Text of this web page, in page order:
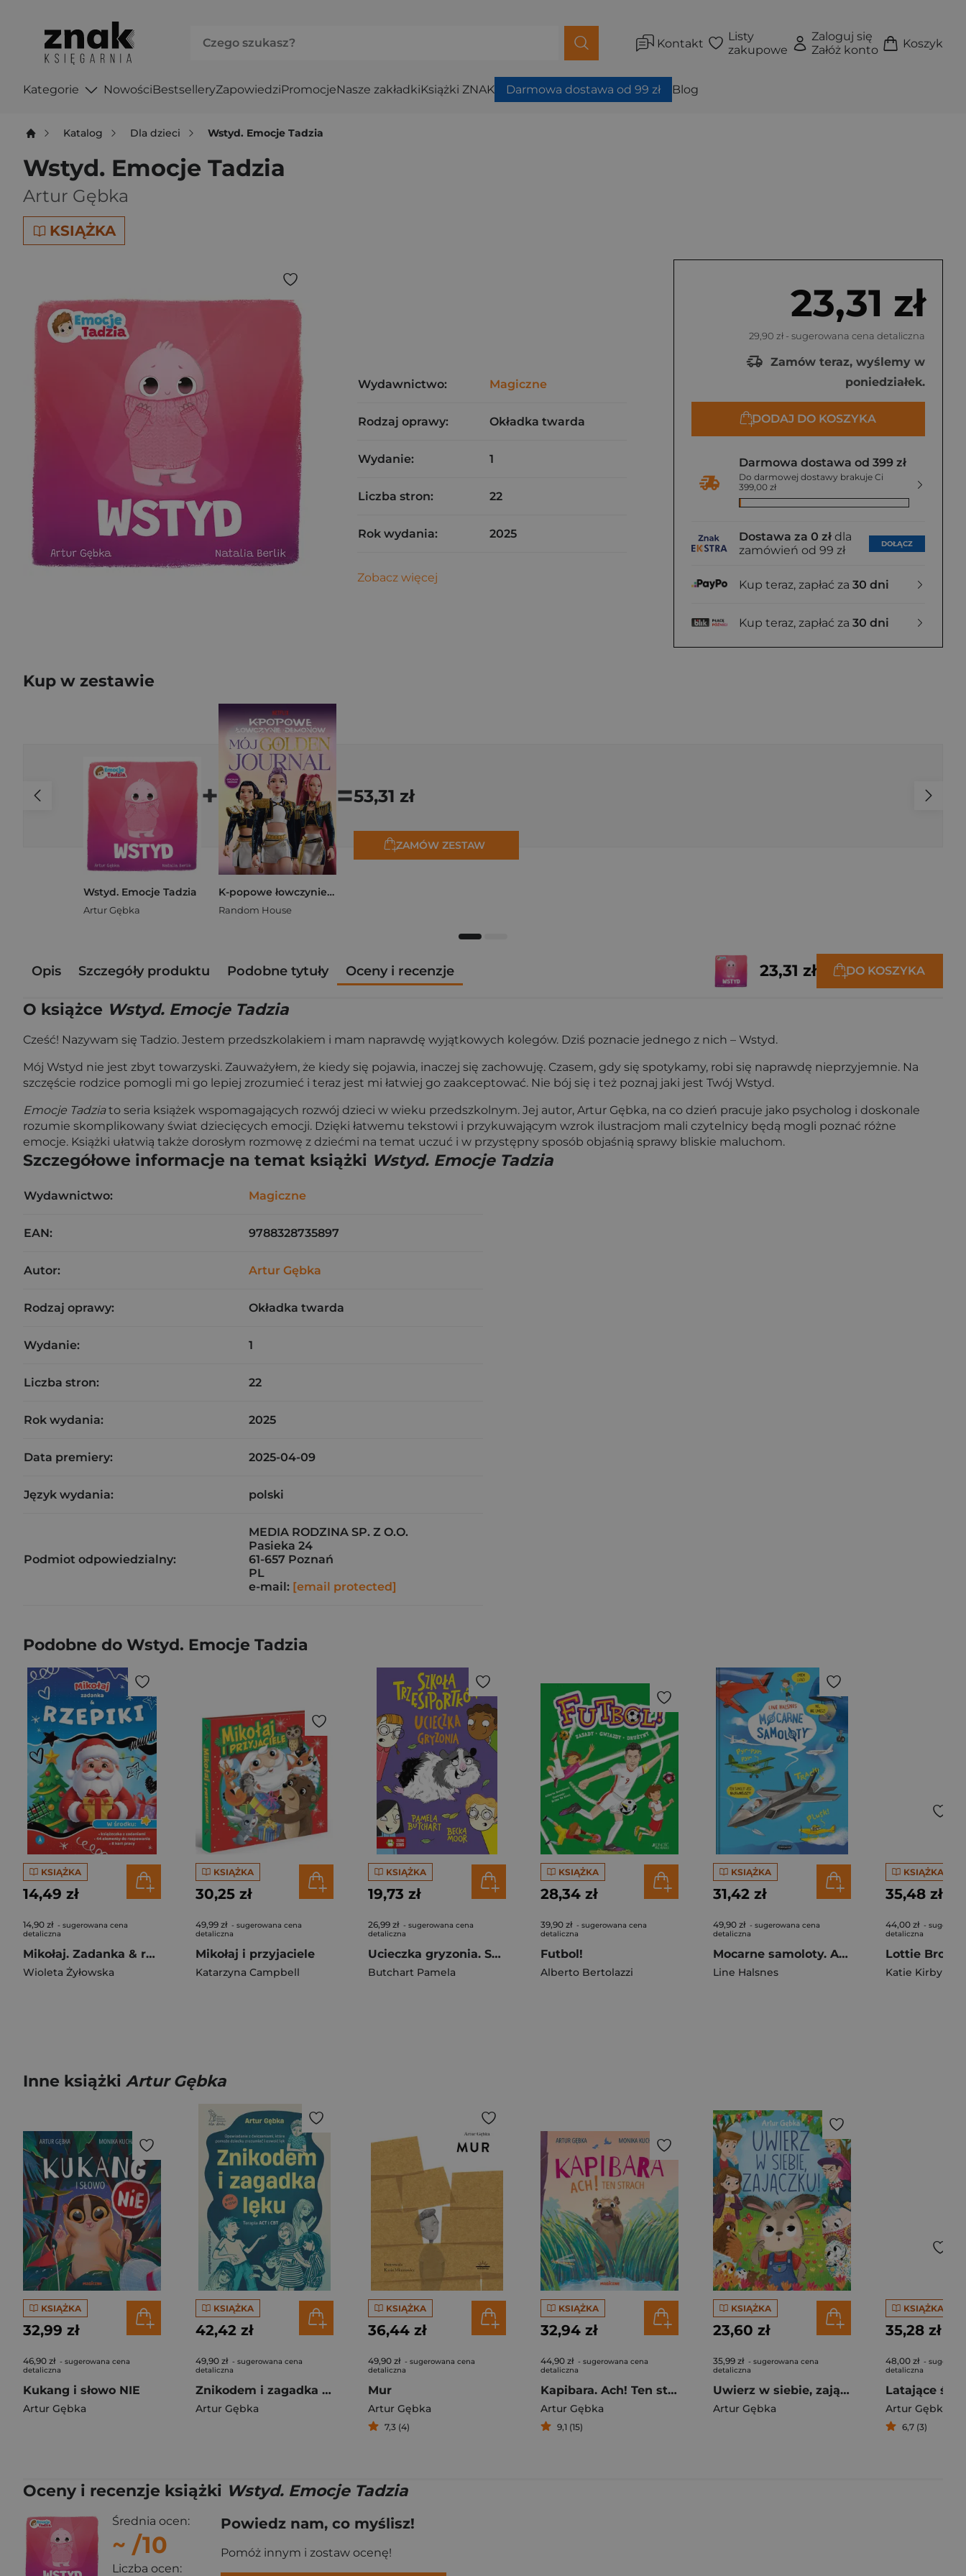
Kontakt
Listy
zakupowe
Zaloguj się
Załóż konto
Koszyk
Kategorie NowościBestselleryZapowiedziPromocjeNasze zakładkiKsiążki ZNAK Darmowa dostawa od 99 zł Blog
Katalog Dla dzieci Wstyd. Emocje Tadzia
Wstyd. Emocje Tadzia
Artur Gębka
KSIĄŻKA
23,31 zł
29,90 zł - sugerowana cena detaliczna
Zamów teraz, wyślemy w
poniedziałek.
DODAJ DO KOSZYKA
Darmowa dostawa od 399 zł
Do darmowej dostawy brakuje Ci
399,00 zł
Dostawa za 0 zł dla
zamówień od 99 zł
DOŁĄCZ
Kup teraz, zapłać za 30 dni
Kup teraz, zapłać za 30 dni
Wydawnictwo: Magiczne
Rodzaj oprawy: Okładka twarda
Wydanie: 1
Liczba stron: 22
Rok wydania: 2025
Zobacz więcej
Kup w zestawie
Wstyd. Emocje Tadzia
Artur Gębka
+
K-popowe łowczynie demonów. Mój golden journal. Oficjalny dziennik
Random House
=53,31 zł
ZAMÓW ZESTAW
Opis Szczegóły produktu Podobne tytuły Oceny i recenzje 23,31 zł DO KOSZYKA
O książce Wstyd. Emocje Tadzia
Cześć! Nazywam się Tadzio. Jestem przedszkolakiem i mam naprawdę wyjątkowych kolegów. Dziś poznacie jednego z nich – Wstyd.
Mój Wstyd nie jest zbyt towarzyski. Zauważyłem, że kiedy się pojawia, inaczej się zachowuję. Czasem, gdy się spotykamy, robi się naprawdę nieprzyjemnie. Na
szczęście rodzice pomogli mi go lepiej zrozumieć i teraz jest mi łatwiej go zaakceptować. Nie bój się i też poznaj jaki jest Twój Wstyd.
Emocje Tadziato seria książek wspomagających rozwój dzieci w wieku przedszkolnym. Jej autor, Artur Gębka, na co dzień pracuje jako psycholog i doskonale
rozumie skomplikowany świat dziecięcych emocji. Dzięki łatwemu tekstowi i przykuwającym wzrok ilustracjom mali czytelnicy będą mogli poznać różne
emocje. Książki ułatwią także dorosłym rozmowę z dziećmi na temat uczuć i w przystępny sposób objaśnią sprawy bliskie maluchom.
Szczegółowe informacje na temat książki Wstyd. Emocje Tadzia
Wydawnictwo: Magiczne
EAN: 9788328735897
Autor: Artur Gębka
Rodzaj oprawy: Okładka twarda
Wydanie: 1
Liczba stron: 22
Rok wydania: 2025
Data premiery: 2025-04-09
Język wydania: polski
Podmiot odpowiedzialny:
MEDIA RODZINA SP. Z O.O.
Pasieka 24
61-657 Poznań
PL
e-mail: [email protected]
Podobne do Wstyd. Emocje Tadzia
KSIĄŻKA
14,49 zł
14,90 zł - sugerowana cena
detaliczna
Mikołaj. Zadanka & rzepiki
Wioleta Żyłowska
KSIĄŻKA
30,25 zł
49,99 zł - sugerowana cena
detaliczna
Mikołaj i przyjaciele
Katarzyna Campbell
KSIĄŻKA
19,73 zł
26,99 zł - sugerowana cena
detaliczna
Ucieczka gryzonia. Szkoła Trzęsiportków
Butchart Pamela
KSIĄŻKA
28,34 zł
39,90 zł - sugerowana cena
detaliczna
Futbol!
Alberto Bertolazzi
KSIĄŻKA
31,42 zł
49,90 zł - sugerowana cena
detaliczna
Mocarne samoloty. Ale to wielkie!
Line Halsnes
KSIĄŻKA
35,48 zł
44,00 zł -
detaliczna
Katie Kirby
Inne książki Artur Gębka
KSIĄŻKA
32,99 zł
46,90 zł - sugerowana cena
detaliczna
Kukang i słowo NIE
Artur Gębka
KSIĄŻKA
42,42 zł
49,90 zł - sugerowana cena
detaliczna
Znikodem i zagadka lęku
Artur Gębka
KSIĄŻKA
36,44 zł
49,90 zł - sugerowana cena
detaliczna
Mur
Artur Gębka
7,3 (4)
KSIĄŻKA
32,94 zł
44,90 zł - sugerowana cena
detaliczna
Kapibara. Ach! Ten strach
Artur Gębka
9,1 (15)
KSIĄŻKA
23,60 zł
35,99 zł - sugerowana cena
detaliczna
Uwierz w siebie, zajączku!
Artur Gębka
KSIĄŻKA
35,28 zł
48,00 zł -
detaliczna
Latające
Artur Gębka
6,7 (3)
Oceny i recenzje książki Wstyd. Emocje Tadzia
Średnia ocen:
~ /10
Liczba ocen:
Powiedz nam, co myślisz!
Pomóż innym i zostaw ocenę!